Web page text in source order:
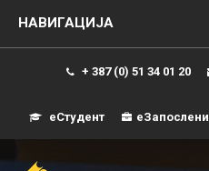
+ 387 (0) 51 34 01 20
еСтудент еЗапослени